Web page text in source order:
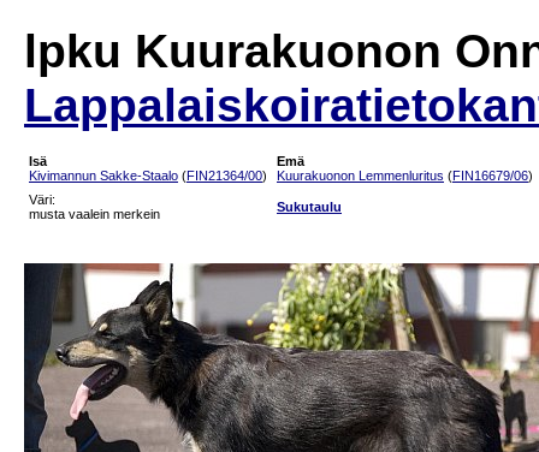
lpku Kuurakuonon
Isä
Kivimannun Sakke-Staalo (FIN21364/00)
Emä
Kuurakuonon Lemmenluritus (FIN16679/06)
Väri:
musta vaalein merkein
Sukutaulu